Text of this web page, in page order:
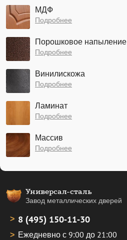
МДФ
Подробнее
Порошковое напыление
Подробнее
Винилискожа
Подробнее
Ламинат
Подробнее
Массив
Подробнее
Универсал-сталь
Завод металлических дверей
8 (495) 150-11-30
Ежедневно с 9:00 до 21:00